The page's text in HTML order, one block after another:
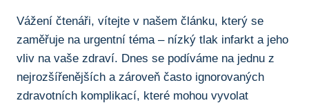
Vážení čtenáři, vítejte v našem článku, který se
zaměřuje na urgentní ⁣téma – nízký ‍tlak ⁤infarkt a jeho
vliv ⁢na vaše zdraví. Dnes‌ se ⁢podíváme na jednu ⁢z
nejrozšířenějších a zároveň často ignorovaných
zdravotních komplikací, které mohou vyvolat